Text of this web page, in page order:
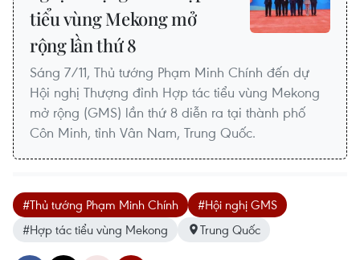
tiểu vùng Mekong mở
rộng lần thứ 8
Sáng 7/11, Thủ tướng Phạm Minh Chính đến dự
Hội nghị Thượng đỉnh Hợp tác tiểu vùng Mekong
mở rộng (GMS) lần thứ 8 diễn ra tại thành phố
Côn Minh, tỉnh Vân Nam, Trung Quốc.
#Thủ tướng Phạm Minh Chính
#Hội nghị GMS
#Hợp tác tiểu vùng Mekong
Trung Quốc